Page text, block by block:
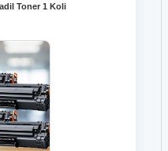
Toner 1 Koli